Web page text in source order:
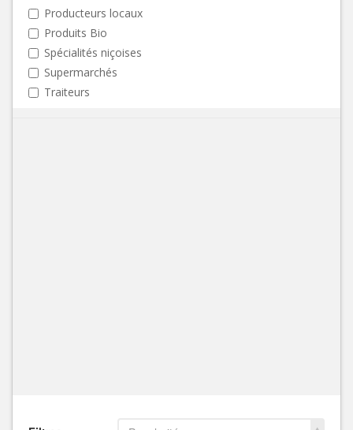
Producteurs locaux
Produits Bio
Spécialités niçoises
Supermarchés
Traiteurs